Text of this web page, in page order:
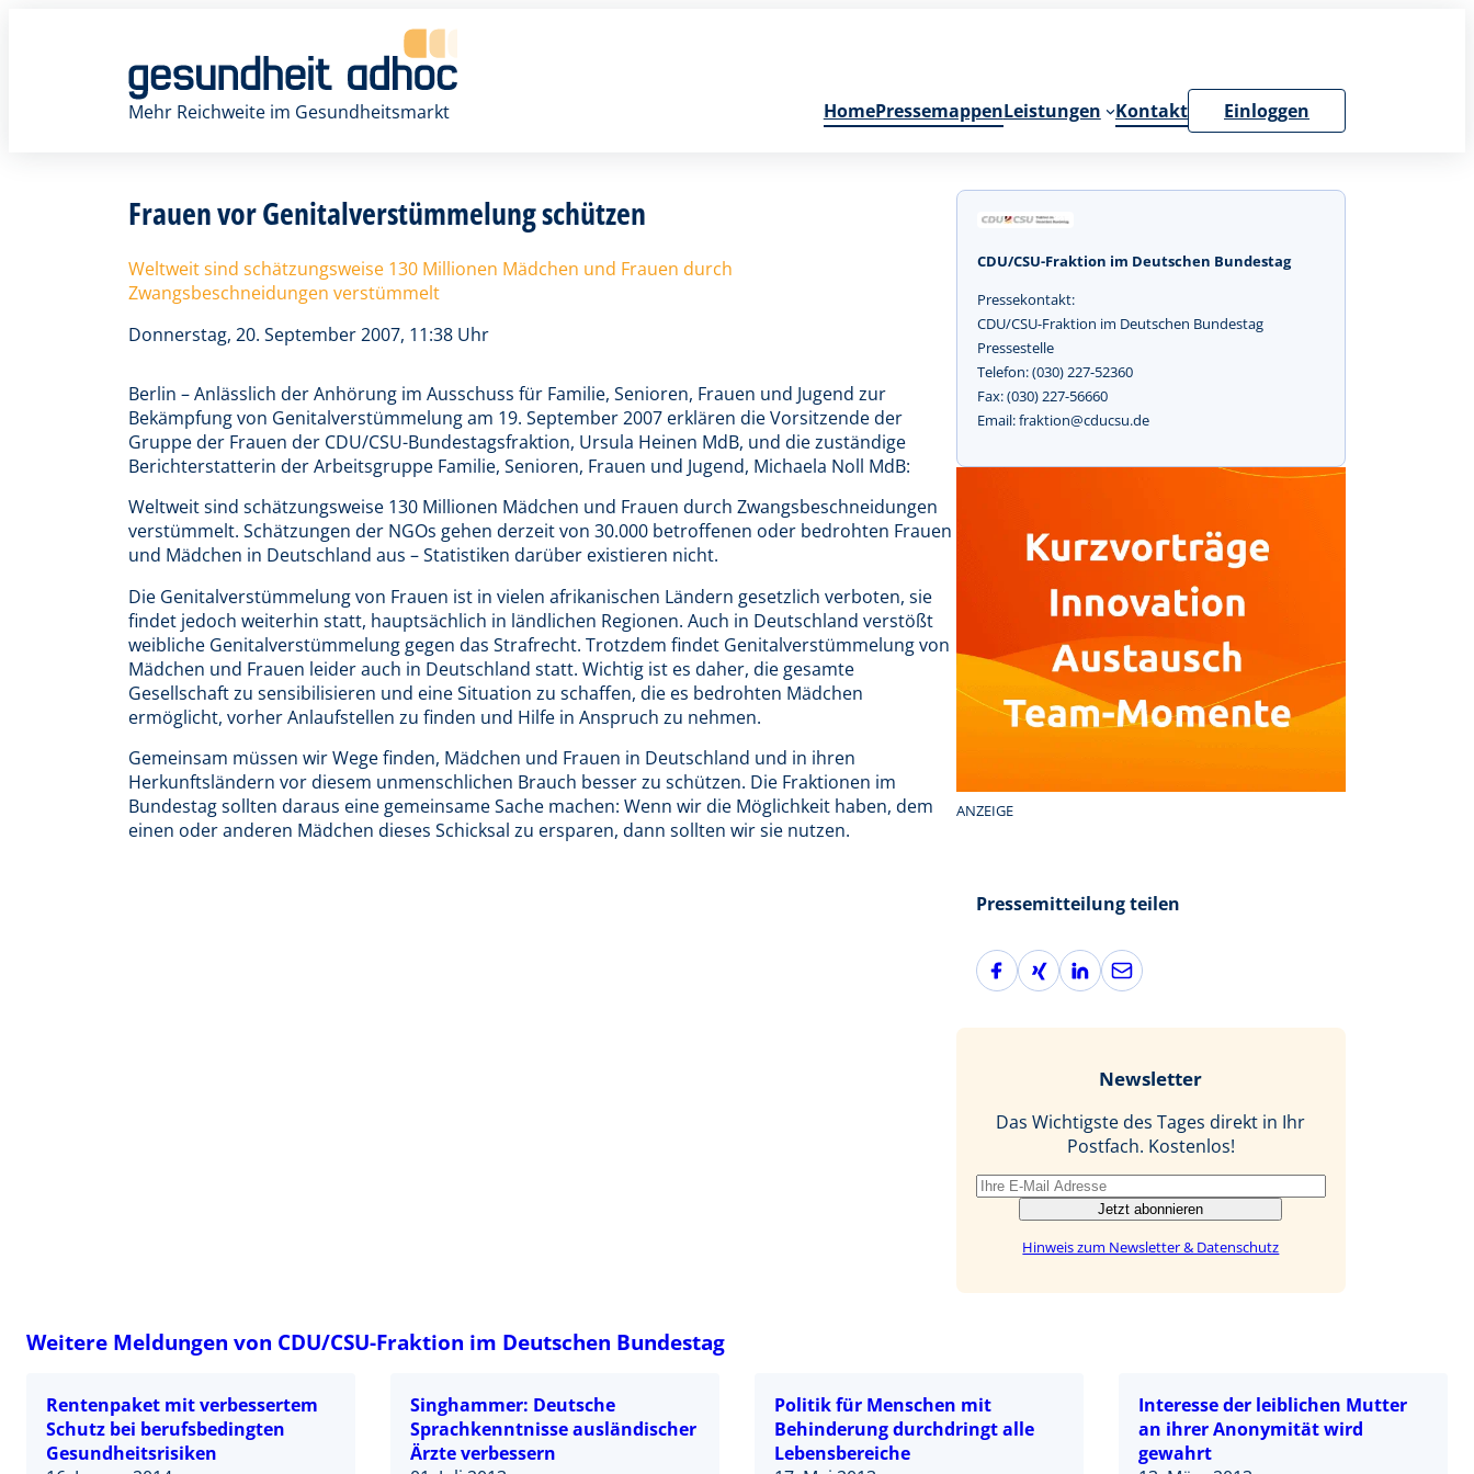
Mehr Reichweite im Gesundheitsmarkt
HomePressemappenLeistungen Kontakt Einloggen
Frauen vor Genitalverstümmelung schützen
Weltweit sind schätzungsweise 130 Millionen Mädchen und Frauen durch
Zwangsbeschneidungen verstümmelt
Donnerstag, 20. September 2007, 11:38 Uhr
Berlin – Anlässlich der Anhörung im Ausschuss für Familie, Senioren, Frauen und Jugend zur
Bekämpfung von Genitalverstümmelung am 19. September 2007 erklären die Vorsitzende der
Gruppe der Frauen der CDU/CSU-Bundestagsfraktion, Ursula Heinen MdB, und die zuständige
Berichterstatterin der Arbeitsgruppe Familie, Senioren, Frauen und Jugend, Michaela Noll MdB:
Weltweit sind schätzungsweise 130 Millionen Mädchen und Frauen durch Zwangsbeschneidungen
verstümmelt. Schätzungen der NGOs gehen derzeit von 30.000 betroffenen oder bedrohten Frauen
und Mädchen in Deutschland aus – Statistiken darüber existieren nicht.
Die Genitalverstümmelung von Frauen ist in vielen afrikanischen Ländern gesetzlich verboten, sie
findet jedoch weiterhin statt, hauptsächlich in ländlichen Regionen. Auch in Deutschland verstößt
weibliche Genitalverstümmelung gegen das Strafrecht. Trotzdem findet Genitalverstümmelung von
Mädchen und Frauen leider auch in Deutschland statt. Wichtig ist es daher, die gesamte
Gesellschaft zu sensibilisieren und eine Situation zu schaffen, die es bedrohten Mädchen
ermöglicht, vorher Anlaufstellen zu finden und Hilfe in Anspruch zu nehmen.
Gemeinsam müssen wir Wege finden, Mädchen und Frauen in Deutschland und in ihren
Herkunftsländern vor diesem unmenschlichen Brauch besser zu schützen. Die Fraktionen im
Bundestag sollten daraus eine gemeinsame Sache machen: Wenn wir die Möglichkeit haben, dem
einen oder anderen Mädchen dieses Schicksal zu ersparen, dann sollten wir sie nutzen.
CDU/CSU-Fraktion im Deutschen Bundestag
Pressekontakt:
CDU/CSU-Fraktion im Deutschen Bundestag
Pressestelle
Telefon: (030) 227-52360
Fax: (030) 227-56660
Email: fraktion@cducsu.de
ANZEIGE
Pressemitteilung teilen
F
a
X
i
L
i
n
E
-
l
Newsletter
Das Wichtigste des Tages direkt in Ihr
Postfach. Kostenlos!
Jetzt abonnieren
Hinweis zum Newsletter & Datenschutz
Weitere Meldungen von CDU/CSU-Fraktion im Deutschen Bundestag
Rentenpaket mit verbessertem
Schutz bei berufsbedingten
Gesundheitsrisiken
Singhammer: Deutsche
Sprachkenntnisse ausländischer
Ärzte verbessern
Politik für Menschen mit
Behinderung durchdringt alle
Lebensbereiche
Interesse der leiblichen Mutter
an ihrer Anonymität wird
gewahrt